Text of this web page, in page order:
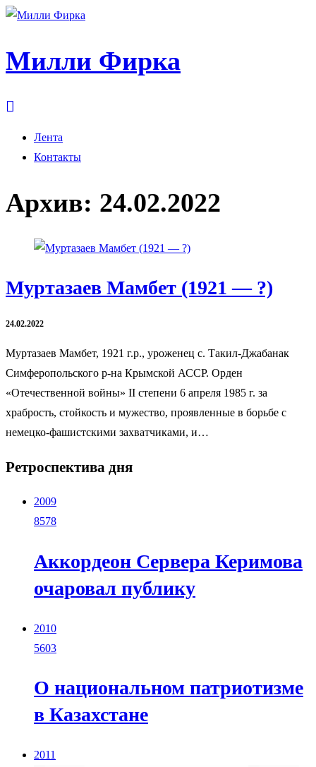
Милли Фирка
Лента
Контакты
Архив: 24.02.2022
Муртазаев Мамбет (1921 — ?)
24.02.2022
Муртазаев Мамбет, 1921 г.р., уроженец с. Такил-Джабанак
Симферопольского р-на Крымской АССР. Орден
«Отечественной войны» II степени 6 апреля 1985 г. за
храбрость, стойкость и мужество, проявленные в борьбе с
немецко-фашистскими захватчиками, и…
Ретроспектива дня
2009
8578
Аккордеон Сервера Керимова
очаровал публику
2010
5603
О национальном патриотизме
в Казахстане
2011